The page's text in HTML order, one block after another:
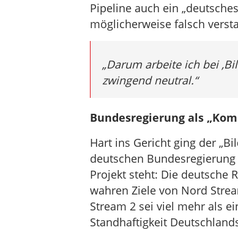
Pipeline auch ein
möglicherweise falsch
„Darum arbeite ich bei
zwingend neutral.“
Bundesregierung als
Hart ins Gericht ging der
deutschen
Projekt steht: Die deutsche
wahren Ziele von Nord
Stream 2 sei viel mehr als
Standhaftigkeit